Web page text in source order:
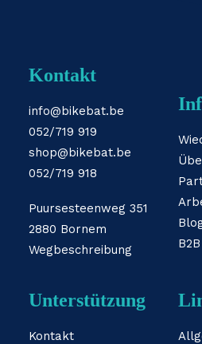
Kontakt
info@bikebat.be
052/719 919
shop@bikebat.be
052/719 918
Puursesteenweg 351
2880 Bornem
Wegbeschreibung
B2B
Unterstützung
Kontakt